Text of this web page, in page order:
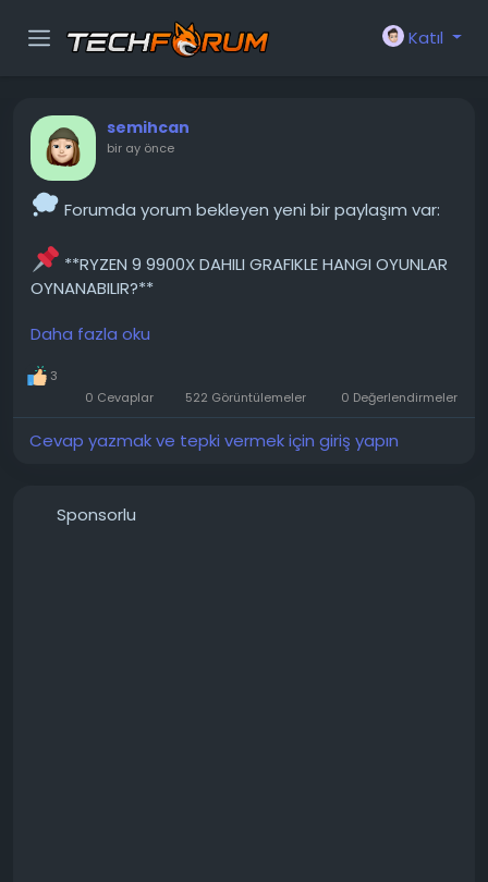
Katıl
semihcan
bir ay önce
Forumda yorum bekleyen yeni bir paylaşım var:
**RYZEN 9 9900X DAHILI GRAFIKLE HANGI OYUNLAR
OYNANABILIR?**
Merhaba, başlıkta da belirttiğim gibi, bu
bilgisayarla hangi oyunları oynayabileceğimi
öğrenmek istiyorum (ekran kartını bulmak biraz
zaman alacak, taşınma yüzünden şu an biraz param
yok haha :D). Eskiden dizüstü bilgisayarımda Titanfall,
Daha fazla oku
3
0 Cevaplar
522 Görüntülemeler 0 Değerlendirmeler
Cevap yazmak ve tepki vermek için giriş yapın
Sponsorlu